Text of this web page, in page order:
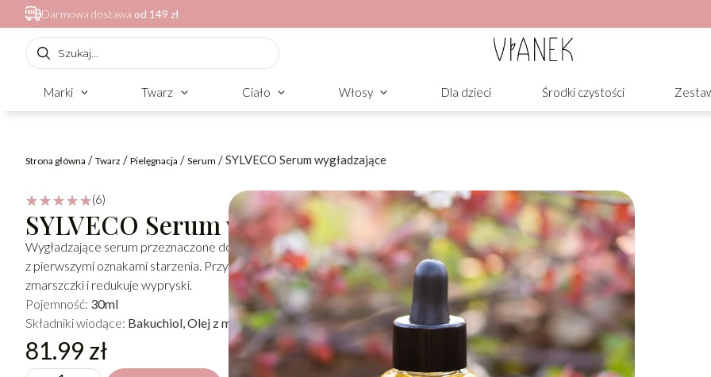
Darmowa dostawa od 149 zł
Marki Twarz Ciało Włosy Dla dzieci Środki czystości
Strona główna / Twarz / Pielęgnacja / Serum / SYLVECO Serum wygładzające
☆☆☆☆☆(6)
SYLVECO Serum wygładzające
Wygładzające serum przeznaczone do pielęgnacji każdego typu cery, szczególnie suchej, wrażliwej i
z pierwszymi oznakami starzenia. Przywraca skórze jędrność i poprawia napięcie skóry, spłyca
zmarszczki i redukuje wypryski.
Pojemność: 30ml
Składniki wiodące: Bakuchiol, Olej z malin, Olej z pietruszki
81.99 zł